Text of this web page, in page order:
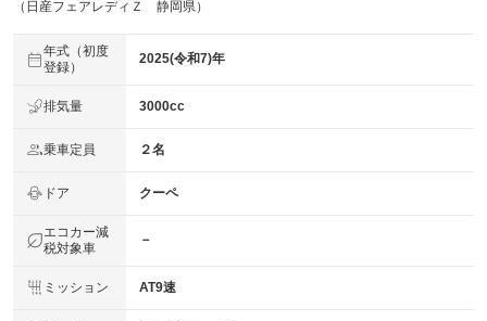
（日産フェアレディＺ 静岡県）
年式（初度
登録）
2025(令和7)年
排気量 3000cc
乗車定員 ２名
ドア クーペ
エコカー減
税対象車
－
ミッション AT9速